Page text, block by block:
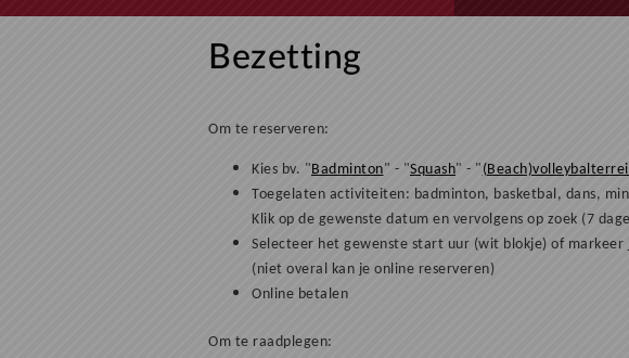
Bezetting
Om te reserveren:
Kies bv. "Badminton" - "Squash" - "
Toegelaten activiteiten: badminton, basketbal, dans,
Klik op de gewenste datum en vervolgens op zoek (7
Selecteer het gewenste start uur (wit blokje) of markeer
(niet overal kan je online reserveren)
Online betalen
Om te raadplegen: